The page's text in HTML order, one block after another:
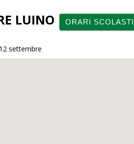
LUINO ORARI
settembre